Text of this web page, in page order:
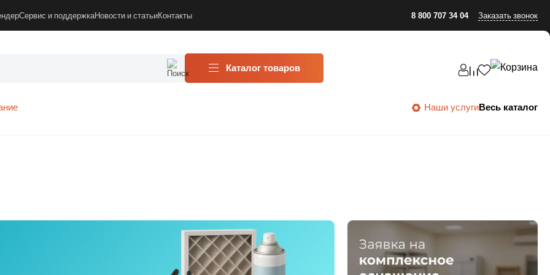
Сервис и поддержкаНовости и статьиКонтакты 8 800 707 34 04 Заказать звонок
Каталог товаров
Наши услугиВесь каталог